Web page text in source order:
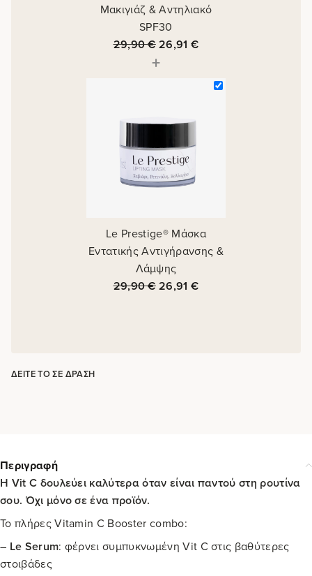
Μακιγιάζ & Αντηλιακό
SPF30
29,90€26,91€
+
Le Prestige® Μάσκα
Εντατικής Αντιγήρανσης &
Λάμψης
29,90€26,91€
ΔΕΊΤΕ ΤΟ ΣΕ ΔΡΆΣΗ
Περιγραφή
Η Vit C δουλεύει καλύτερα όταν είναι παντού στη ρουτίνα
σου. Όχι μόνο σε ένα προϊόν.
Το πλήρες Vitamin C Booster combo:
– Le Serum: φέρνει συμπυκνωμένη Vit C στις βαθύτερες
στοιβάδες